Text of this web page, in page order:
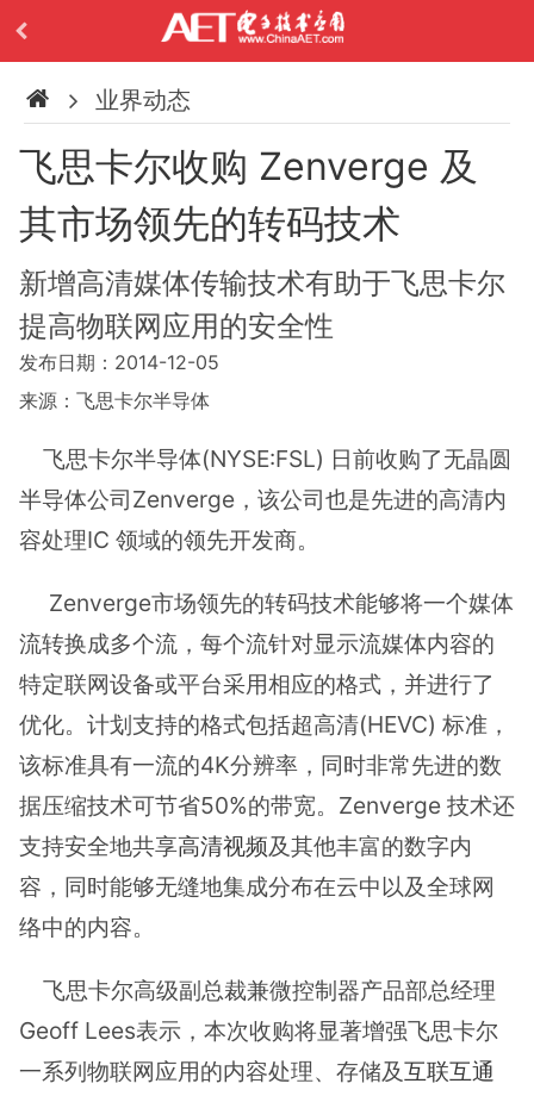
业界动态
飞思卡尔收购 Zenverge 及
其市场领先的转码技术
新增高清媒体传输技术有助于飞思卡尔
提高物联网应用的安全性
发布日期：2014-12-05
来源：飞思卡尔半导体
飞思卡尔半导体(NYSE:FSL) 日前收购了无晶圆
半导体公司Zenverge，该公司也是先进的高清内
容处理IC 领域的领先开发商。
Zenverge市场领先的转码技术能够将一个媒体
流转换成多个流，每个流针对显示流媒体内容的
特定联网设备或平台采用相应的格式，并进行了
优化。计划支持的格式包括超高清(HEVC) 标准，
该标准具有一流的4K分辨率，同时非常先进的数
据压缩技术可节省50%的带宽。Zenverge 技术还
支持安全地共享高清视频及其他丰富的数字内
容，同时能够无缝地集成分布在云中以及全球网
络中的内容。
飞思卡尔高级副总裁兼微控制器产品部总经理
Geoff Lees表示，本次收购将显著增强飞思卡尔
一系列物联网应用的内容处理、存储及互联互通